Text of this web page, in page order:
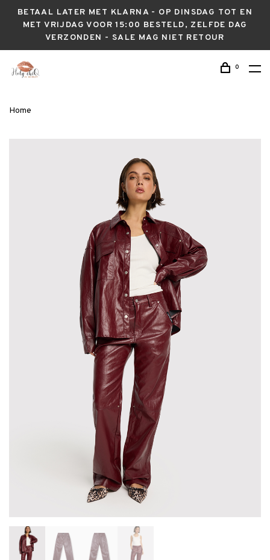
BETAAL LATER MET KLARNA - OP DINSDAG TOT EN
MET VRIJDAG VOOR 15:00 BESTELD, ZELFDE DAG
VERZONDEN - SALE MAG NIET RETOUR
0
Home